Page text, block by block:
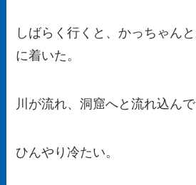
しばらく行くと、かっちゃん
に着いた。
川が流れ、洞窟へと流れ込んで
ひんやり冷たい。